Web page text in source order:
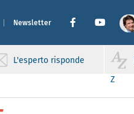
Newsletter
L'esperto risponde
Z